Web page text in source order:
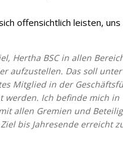
offensichtlich leisten,
Hertha BSC in allen
aufzustellen. Das soll
Mitglied in der
werden. Ich befinde mich in
allen Gremien und
bis Jahresende erreicht